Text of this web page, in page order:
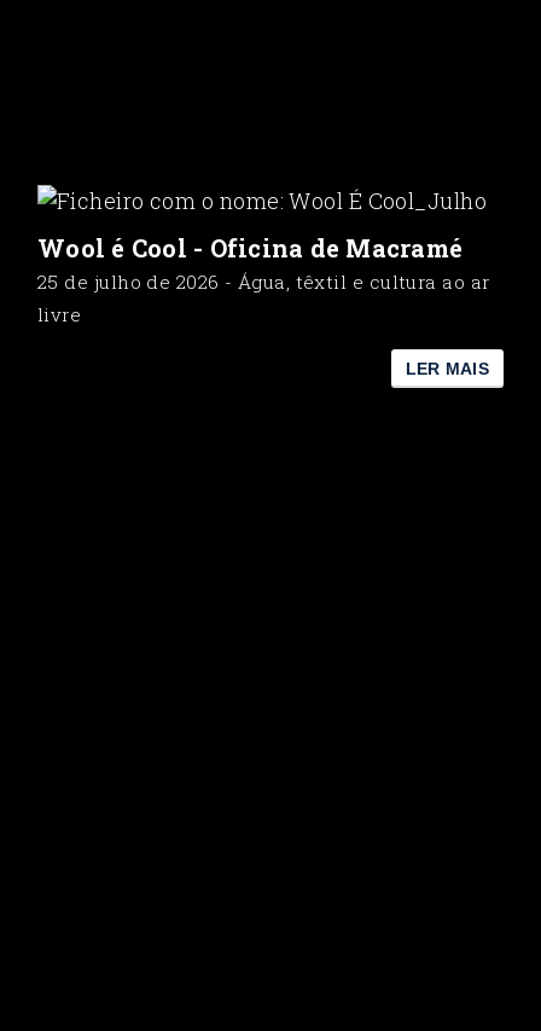
Wool é Cool - Oficina de Macramé
25 de julho de 2026 - Água, têxtil e cultura ao ar
livre
LER MAIS